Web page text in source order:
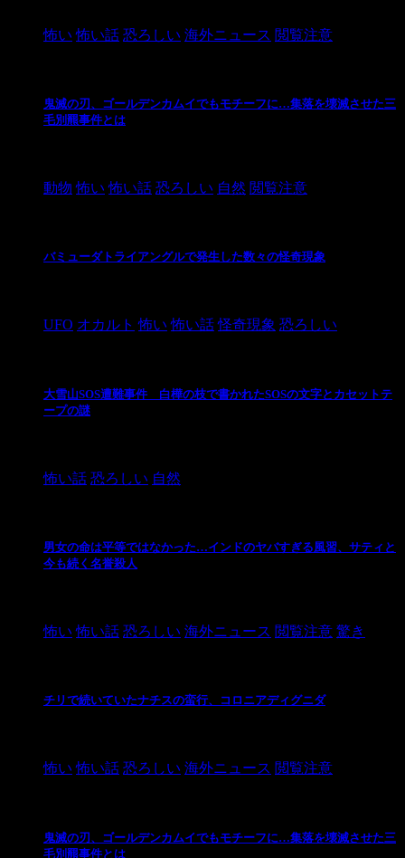
怖い 怖い話 恐ろしい 海外ニュース 閲覧注意
鬼滅の刃、ゴールデンカムイでもモチーフに…集落を壊滅させた三
毛別羆事件とは
動物 怖い 怖い話 恐ろしい 自然 閲覧注意
バミューダトライアングルで発生した数々の怪奇現象
UFO オカルト 怖い 怖い話 怪奇現象 恐ろしい
大雪山SOS遭難事件 白樺の枝で書かれたSOSの文字とカセットテ
ープの謎
怖い話 恐ろしい 自然
男女の命は平等ではなかった…インドのヤバすぎる風習、サティと
今も続く名誉殺人
怖い 怖い話 恐ろしい 海外ニュース 閲覧注意 驚き
チリで続いていたナチスの蛮行、コロニアディグニダ
怖い 怖い話 恐ろしい 海外ニュース 閲覧注意
鬼滅の刃、ゴールデンカムイでもモチーフに…集落を壊滅させた三
毛別羆事件とは